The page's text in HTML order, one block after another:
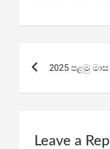
ce
o
tt
navigation
2025 පළමු
Leave a